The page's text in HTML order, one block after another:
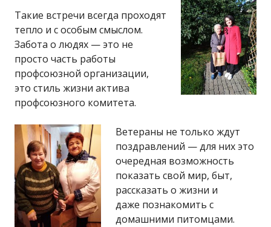
Такие встречи всегда проходят
тепло и с особым смыслом.
Забота о людях — это не
просто часть работы
профсоюзной организации,
это стиль жизни актива
профсоюзного комитета.
Ветераны не только ждут
поздравлений — для них это
очередная возможность
показать свой мир, быт,
рассказать о жизни и
даже познакомить с
домашними питомцами.